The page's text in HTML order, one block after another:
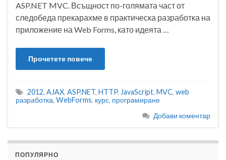
ASP.NET MVC. Всъщност по-голямата част от
следобеда прекарахме в практическа разработка на
приложение на Web Forms, като идеята …
Прочетете повече
2012, AJAX, ASP.NET, HTTP, JavaScript, MVC, web
разработка, WebForms, курс, програмиране
Добави коментар
ПОПУЛЯРНО